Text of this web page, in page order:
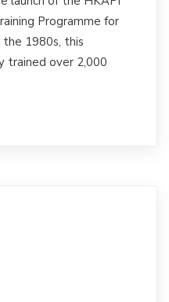
Programme for
1980s, this
trained over 2,000